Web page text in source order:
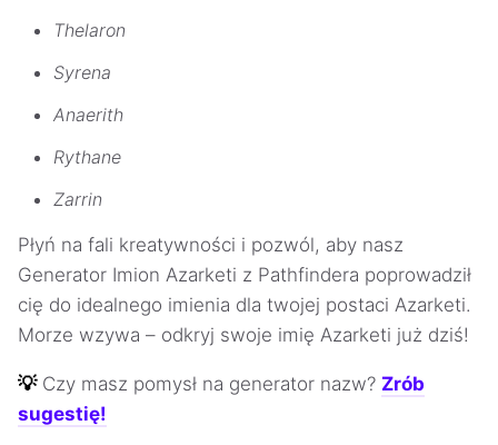
Thelaron
Syrena
Anaerith
Rythane
Zarrin
Płyń na fali kreatywności i pozwól, aby nasz
Generator Imion Azarketi z Pathfindera poprowadził
cię do idealnego imienia dla twojej postaci Azarketi.
Morze wzywa – odkryj swoje imię Azarketi już dziś!
💡 Czy masz pomysł na generator nazw? Zrób
sugestię!